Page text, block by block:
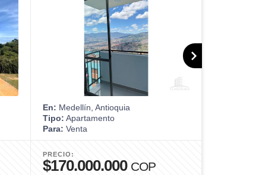
En: Medellín, Antioquia
Tipo: Apartamento
Para: Venta
PRECIO:
$170.000.000 COP